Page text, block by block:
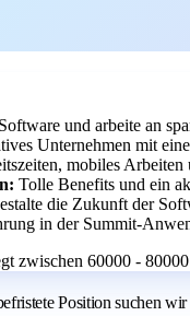
und arbeite an
Unternehmen mit
mobiles
Tolle Benefits und ein
die Zukunft der
in der Summit-
zwischen 60000 -
Position suchen